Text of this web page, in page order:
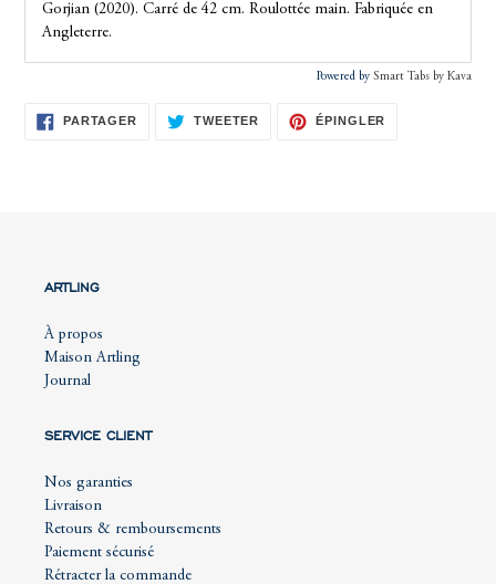
Gorjian (2020). Carré de 42 cm. Roulottée main. Fabriquée en
Angleterre.
Powered by Smart Tabs by Kava
PARTAGER PARTAGERTWEETER TWEETERÉPINGLER
ARTLING
À propos
Maison Artling
Journal
SERVICE CLIENT
Nos garanties
Livraison
Retours & remboursements
Paiement sécurisé
Rétracter la commande